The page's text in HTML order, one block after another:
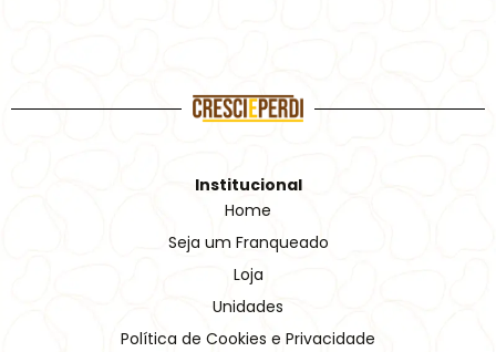
Institucional
Home
Seja um Franqueado
Loja
Unidades
Política de Cookies e Privacidade